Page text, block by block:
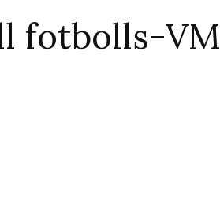
fotbolls-VM